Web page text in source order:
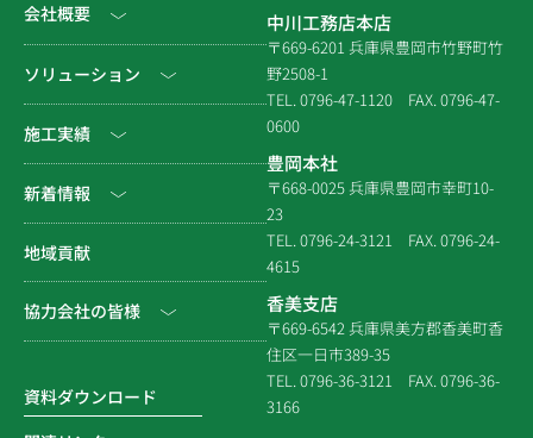
会社概要
社長挨拶
会社沿革
拠点一覧
企業倫理規定
品質方針
ソリューション
公共工事
住宅関連
各種連携
災害時対応等
施工実績
土木
建築（民間）
新着情報
NEWS & EVENT
メディア掲載
地域貢献
協力会社の皆様
資料ダウンロード
中川工務店本店
〒669-6201 兵庫県豊岡市竹野町竹
野2508-1
TEL. 0796-47-1120 FAX. 0796-47-
0600
豊岡本社
〒668-0025 兵庫県豊岡市幸町10-
23
TEL. 0796-24-3121 FAX. 0796-24-
4615
香美支店
〒669-6542 兵庫県美方郡香美町香
住区一日市389-35
TEL. 0796-36-3121 FAX. 0796-36-
3166